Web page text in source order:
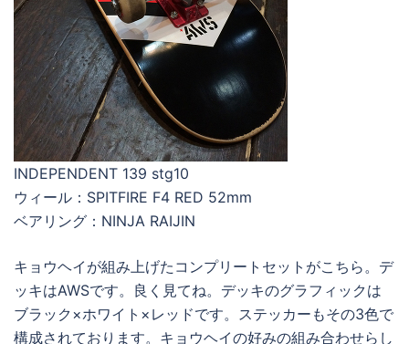
INDEPENDENT 139 stg10
ウィール：SPITFIRE F4 RED 52mm
ベアリング：NINJA RAIJIN
キョウヘイが組み上げたコンプリートセットがこちら。デ
ッキはAWSです。良く見てね。デッキのグラフィックは
ブラック×ホワイト×レッドです。ステッカーもその3色で
構成されております。キョウヘイの好みの組み合わせらし